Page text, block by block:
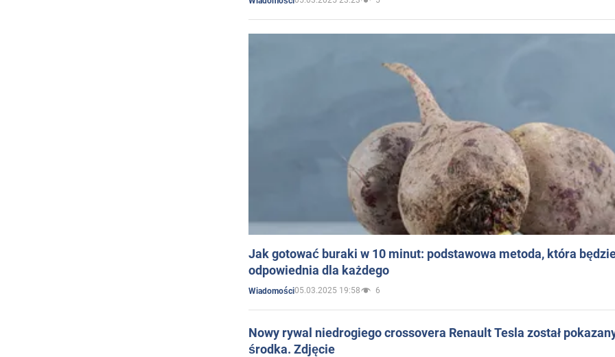
Jak gotować buraki w 10 minut: podstawowa metoda, która
odpowiednia dla każdego
Wiadomości05.03.2025 19:58 6
Nowy rywal niedrogiego crossovera Renault Tesla został
środka. Zdjęcie